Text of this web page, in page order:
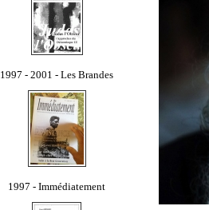
1997 - 2001 - Les Brandes
1997 - Immédiatement